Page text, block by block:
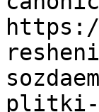
plitki-